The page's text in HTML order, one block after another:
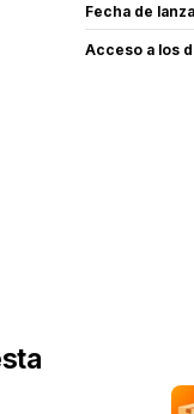
Fecha de
Acceso a los